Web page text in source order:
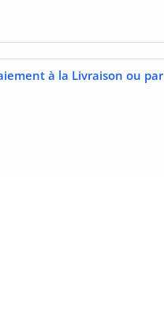
à la Livraison ou par